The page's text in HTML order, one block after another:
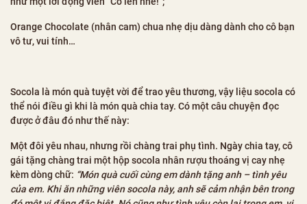
Orange Chocolate (nhân cam) chua nhẹ dịu dàng dành cho cô bạn
vô tư, vui tính…
Socola là món quà tuyệt vời để trao yêu thương, vậy liệu socola có
thể nói điều gì khi là món quà chia tay. Có một câu chuyện đọc
được ở đâu đó như thế này:
Một đôi yêu nhau, nhưng rồi chàng trai phụ tình. Ngày chia tay, cô
gái tặng chàng trai một hộp socola nhân rượu thoáng vị cay nhẹ
kèm dòng chữ: “Món quà cuối cùng em dành tặng anh – tình yêu
của em. Khi ăn những viên socola này, anh sẽ cảm nhận bên trong